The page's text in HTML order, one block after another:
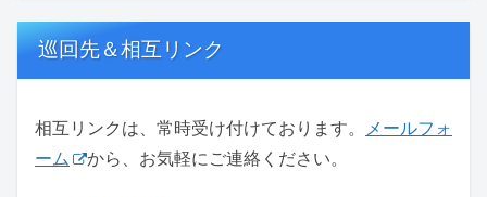
巡回先＆相互リンク
相互リンクは、常時受け付けております。
メールフォ
ーム
から、お気軽にご連絡ください。